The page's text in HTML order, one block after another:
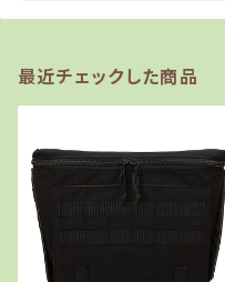
最近チェックした商品